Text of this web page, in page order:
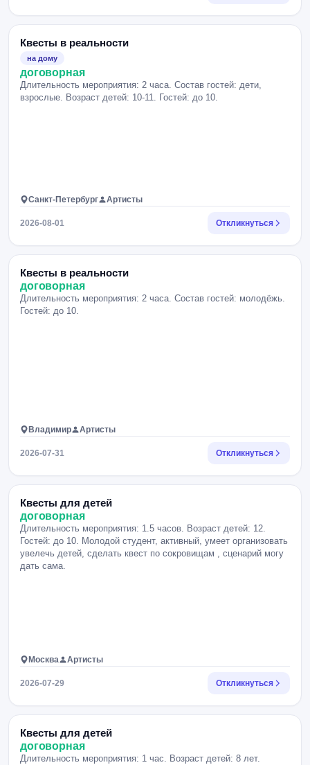
Квесты в реальности
на дому
договорная
Длительность мероприятия: 2 часа. Состав гостей: дети,
взрослые. Возраст детей: 10-11. Гостей: до 10.
Санкт-Петербург Артисты
2026-08-01 Откликнуться
Квесты в реальности
договорная
Длительность мероприятия: 2 часа. Состав гостей: молодёжь.
Гостей: до 10.
Владимир Артисты
2026-07-31 Откликнуться
Квесты для детей
договорная
Длительность мероприятия: 1.5 часов. Возраст детей: 12.
Гостей: до 10. Молодой студент, активный, умеет организовать
увелечь детей, сделать квест по сокровищам , сценарий могу
дать сама.
Москва Артисты
2026-07-29 Откликнуться
Квесты для детей
договорная
Длительность мероприятия: 1 час. Возраст детей: 8 лет.